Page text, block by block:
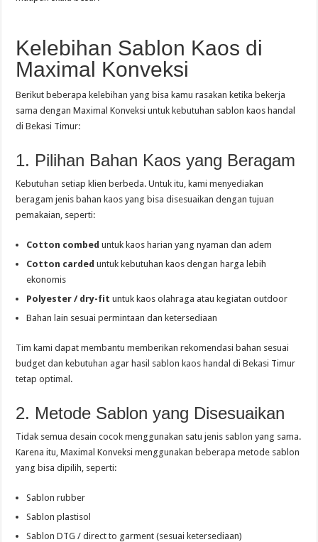
Kelebihan Sablon Kaos di
Maximal Konveksi
Berikut beberapa kelebihan yang bisa kamu rasakan ketika bekerja
sama dengan Maximal Konveksi untuk kebutuhan sablon kaos handal
di Bekasi Timur:
1. Pilihan Bahan Kaos yang Beragam
Kebutuhan setiap klien berbeda. Untuk itu, kami menyediakan
beragam jenis bahan kaos yang bisa disesuaikan dengan tujuan
pemakaian, seperti:
Cotton combed untuk kaos harian yang nyaman dan adem
Cotton carded untuk kebutuhan kaos dengan harga lebih
ekonomis
Polyester / dry-fit untuk kaos olahraga atau kegiatan outdoor
Bahan lain sesuai permintaan dan ketersediaan
Tim kami dapat membantu memberikan rekomendasi bahan sesuai
budget dan kebutuhan agar hasil sablon kaos handal di Bekasi Timur
tetap optimal.
2. Metode Sablon yang Disesuaikan
Tidak semua desain cocok menggunakan satu jenis sablon yang sama.
Karena itu, Maximal Konveksi menggunakan beberapa metode sablon
yang bisa dipilih, seperti:
Sablon rubber
Sablon plastisol
Sablon DTG / direct to garment (sesuai ketersediaan)